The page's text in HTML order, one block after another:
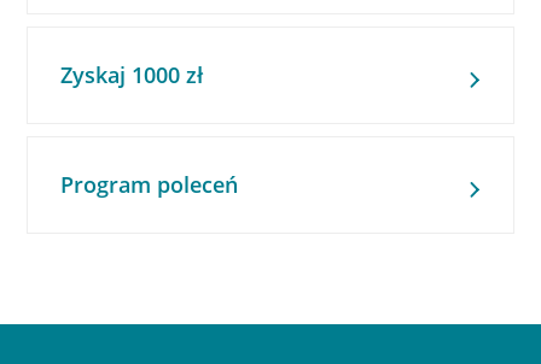
Zyskaj 1000 zł
Program poleceń